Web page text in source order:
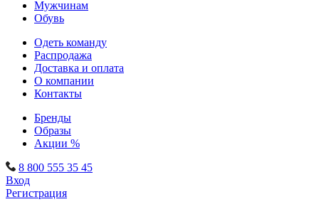
Мужчинам
Обувь
Одеть команду
Распродажа
Доставка и оплата
О компании
Контакты
Бренды
Образы
Акции %
8 800 555 35 45
Вход
Регистрация